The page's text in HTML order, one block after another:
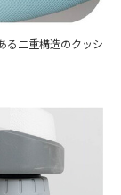
る二重構造のクッシ